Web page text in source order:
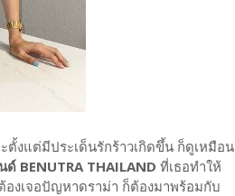
ตั้งแต่มีประเด็นรักร้าวเกิดขึ้น ก็ดูเหมือน
BENUTRA THAILAND ที่เธอทำให้
งเจอปัญหาดราม่า ก็ต้องมาพร้อมกับ